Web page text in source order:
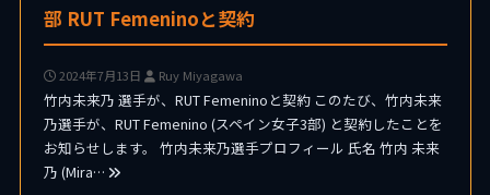
部 RUT Femeninoと契約
2024年7月13日 Ruy Miyagawa
竹内未来乃 選手が、RUT Femeninoと契約 このたび、竹内未来
乃選手が、RUT Femenino (スペイン女子3部) と契約したことを
お知らせします。 竹内未来乃選手プロフィール 氏名 竹内 未来
乃 (Mira…